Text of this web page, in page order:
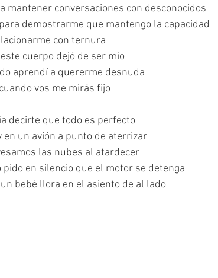
mantener conversaciones con desconocidos
demostrarme que mantengo la capacidad
con ternura
cuerpo dejó de ser mío
aprendí a quererme desnuda
vos me mirás fijo
decirte que todo es perfecto
en un avión a punto de aterrizar
las nubes al atardecer
pido en silencio que el motor se detenga
bebé llora en el asiento de al lado